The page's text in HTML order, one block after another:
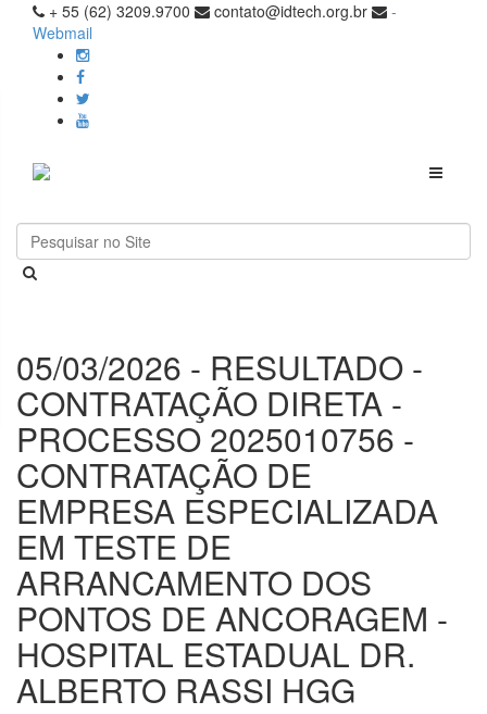
+ 55 (62) 3209.9700 contato@idtech.org.br
-
Webmail
Toggle
05/03/2026 - RESULTADO -
CONTRATAÇÃO DIRETA -
PROCESSO 2025010756 -
CONTRATAÇÃO DE
EMPRESA ESPECIALIZADA
EM TESTE DE
ARRANCAMENTO DOS
PONTOS DE ANCORAGEM -
HOSPITAL ESTADUAL DR.
ALBERTO RASSI HGG